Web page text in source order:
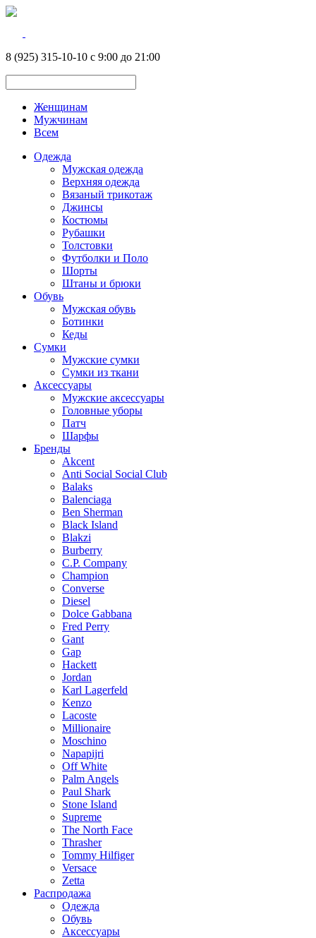
8 (925) 315-10-10 с 9:00 до 21:00
Женщинам
Мужчинам
Всем
Одежда
Мужская одежда
Верхняя одежда
Вязаный трикотаж
Джинсы
Костюмы
Рубашки
Толстовки
Футболки и Поло
Шорты
Штаны и брюки
Обувь
Мужская обувь
Ботинки
Кеды
Сумки
Мужские сумки
Сумки из ткани
Аксессуары
Мужские аксессуары
Головные уборы
Патч
Шарфы
Бренды
Akcent
Anti Social Social Club
Balaks
Balenciaga
Ben Sherman
Black Island
Blakzi
Burberry
C.P. Company
Champion
Converse
Diesel
Dolce Gabbana
Fred Perry
Gant
Gap
Hackett
Jordan
Karl Lagerfeld
Kenzo
Lacoste
Millionaire
Moschino
Napapijri
Off White
Palm Angels
Paul Shark
Stone Island
Supreme
The North Face
Thrasher
Tommy Hilfiger
Versace
Zetta
Распродажа
Одежда
Обувь
Аксессуары